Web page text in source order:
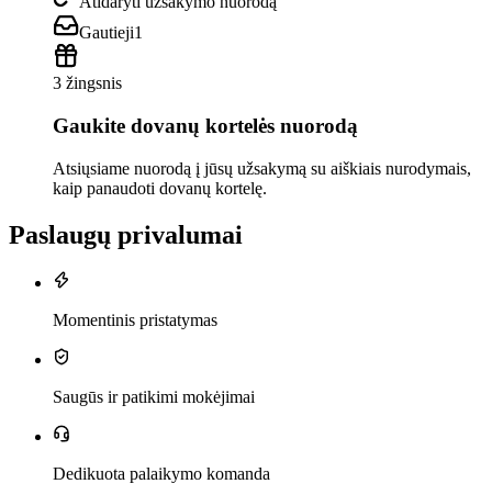
Gautieji1
3 žingsnis
Gaukite dovanų kortelės nuorodą
Atsiųsiame nuorodą į jūsų užsakymą su aiškiais nurodymais,
kaip panaudoti dovanų kortelę.
Paslaugų privalumai
Momentinis pristatymas
Saugūs ir patikimi mokėjimai
Dedikuota palaikymo komanda